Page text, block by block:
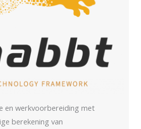
en werkvoorbereiding met
berekening van